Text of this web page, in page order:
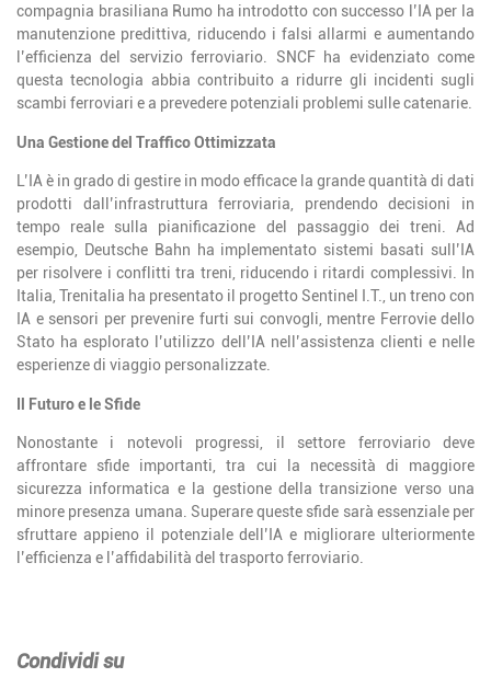
compagnia brasiliana Rumo ha introdotto con successo l’IA per la
manutenzione predittiva, riducendo i falsi allarmi e aumentando
l’efficienza del servizio ferroviario. SNCF ha evidenziato come
questa tecnologia abbia contribuito a ridurre gli incidenti sugli
scambi ferroviari e a prevedere potenziali problemi sulle catenarie.
Una Gestione del Traffico Ottimizzata
L’IA è in grado di gestire in modo efficace la grande quantità di dati
prodotti dall’infrastruttura ferroviaria, prendendo decisioni in
tempo reale sulla pianificazione del passaggio dei treni. Ad
esempio, Deutsche Bahn ha implementato sistemi basati sull’IA
per risolvere i conflitti tra treni, riducendo i ritardi complessivi. In
Italia, Trenitalia ha presentato il progetto Sentinel I.T., un treno con
IA e sensori per prevenire furti sui convogli, mentre Ferrovie dello
Stato ha esplorato l’utilizzo dell’IA nell’assistenza clienti e nelle
esperienze di viaggio personalizzate.
Il Futuro e le Sfide
Nonostante i notevoli progressi, il settore ferroviario deve
affrontare sfide importanti, tra cui la necessità di maggiore
sicurezza informatica e la gestione della transizione verso una
minore presenza umana. Superare queste sfide sarà essenziale per
sfruttare appieno il potenziale dell’IA e migliorare ulteriormente
l’efficienza e l’affidabilità del trasporto ferroviario.
Condividi su